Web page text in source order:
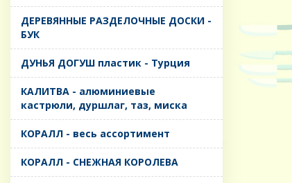
ДЕРЕВЯННЫЕ РАЗДЕЛОЧНЫЕ ДОСКИ -
БУК
ДУНЬЯ ДОГУШ пластик - Турция
КАЛИТВА - алюминиевые
кастрюли, дуршлаг, таз, миска
КОРАЛЛ - весь ассортимент
КОРАЛЛ - СНЕЖНАЯ КОРОЛЕВА